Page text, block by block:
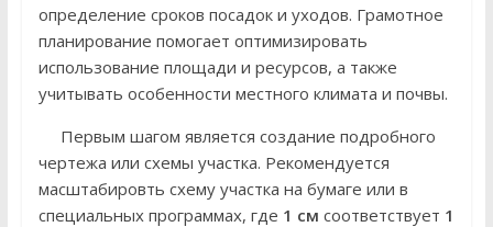
определение сроков посадок и уходов. Грамотное
планирование помогает оптимизировать
использование площади и ресурсов, а также
учитывать особенности местного климата и почвы.
Первым шагом является создание подробного
чертежа или схемы участка. Рекомендуется
масштабировть схему участка на бумаге или в
специальных программах, где 1 см соответствует 1